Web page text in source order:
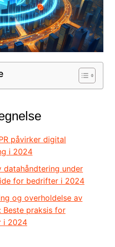
påvirker digital
i 2024
datahåndtering under
for bedrifter i 2024
og overholdelse av
Beste praksis for
i 2024